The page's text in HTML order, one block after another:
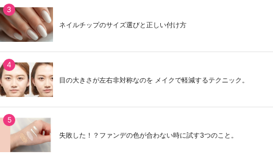
ネイルチップのサイズ選びと正しい付け方
目の大きさが左右非対称なのを メイクで軽減するテクニック。
失敗した！？ファンデの色が合わない時に試す3つのこと。